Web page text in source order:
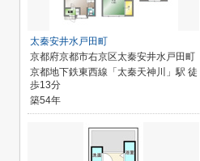
太秦安井水戸田町
京都府京都市右京区太秦安井水戸田町
京都地下鉄東西線「太秦天神川」駅 徒
歩13分
築54年